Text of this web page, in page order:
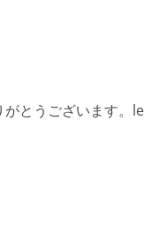
とうございます。